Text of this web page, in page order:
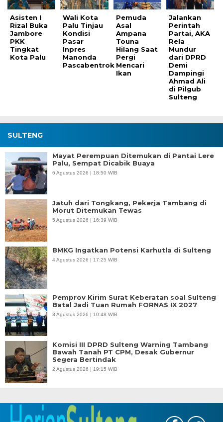
Asisten I
Rizal Buka
Jambore
PKK
Tingkat
Kota Palu
Wali Kota
Palu Tinjau
Kondisi
Pasar
Inpres
Manonda
Pascabentrok
Pemuda
Asal
Ampana
Touna
Hilang Saat
Pergi
Mencari
Ikan
Jalankan
Perintah
Partai, AKA
Rela
Mundur
dari DPRD
Demi
Dampingi
Ahmad Ali
di Pilgub
Sulteng
SULTENG
Mayat Perempuan Ditemukan di Pantai Lere
Palu, Sempat Dicabik Buaya
6 Agustus 2026 | 18:50 WIB
Jatuh dari Tongkang, Pekerja Tambang di
Morut Ditemukan Tewas
5 Agustus 2026 | 16:39 WIB
BMKG Ingatkan Potensi Karhutla di Sulteng
4 Agustus 2026 | 17:25 WIB
Pemprov Kirim Surat Keberatan soal Sulteng
Batal Jadi Tuan Rumah FORNAS IX 2027
3 Agustus 2026 | 10:48 WIB
Komisi III DPRD Sulteng Warning Tambang
Bawah Tanah PT CPM, Desak Gubernur
Segera Bertindak
2 Agustus 2026 | 19:15 WIB